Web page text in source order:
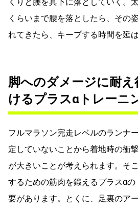
くらいまで腰を落としたら、その
れてきたら、キープする時間を延
脚へのダメージに耐え
けるプラスαトレーニ
フルマラソン完走レベルのランナ
定していないことから着地時の衝
が大きいことが考えられます。そ
するための筋肉を鍛えるプラスα
要があります。とくに、足裏のア